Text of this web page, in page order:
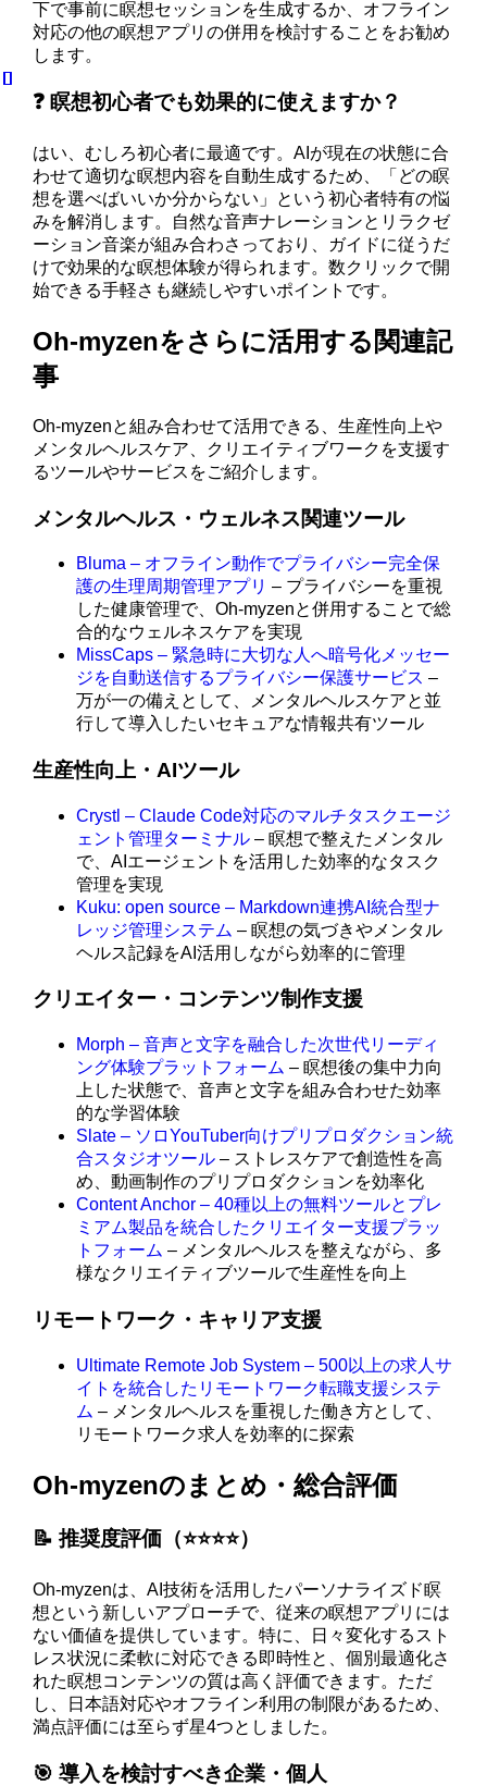
下で事前に瞑想セッションを生成するか、オフライン
対応の他の瞑想アプリの併用を検討することをお勧め
します。
❓ 瞑想初心者でも効果的に使えますか？
はい、むしろ初心者に最適です。AIが現在の状態に合
わせて適切な瞑想内容を自動生成するため、「どの瞑
想を選べばいいか分からない」という初心者特有の悩
みを解消します。自然な音声ナレーションとリラクゼ
ーション音楽が組み合わさっており、ガイドに従うだ
けで効果的な瞑想体験が得られます。数クリックで開
始できる手軽さも継続しやすいポイントです。
Oh-myzenをさらに活用する関連記
事
Oh-myzenと組み合わせて活用できる、生産性向上や
メンタルヘルスケア、クリエイティブワークを支援す
るツールやサービスをご紹介します。
メンタルヘルス・ウェルネス関連ツール
Bluma – オフライン動作でプライバシー完全保
護の生理周期管理アプリ – プライバシーを重視
した健康管理で、Oh-myzenと併用することで総
合的なウェルネスケアを実現
MissCaps – 緊急時に大切な人へ暗号化メッセー
ジを自動送信するプライバシー保護サービス –
万が一の備えとして、メンタルヘルスケアと並
行して導入したいセキュアな情報共有ツール
生産性向上・AIツール
Crystl – Claude Code対応のマルチタスクエージ
ェント管理ターミナル – 瞑想で整えたメンタル
で、AIエージェントを活用した効率的なタスク
管理を実現
Kuku: open source – Markdown連携AI統合型ナ
レッジ管理システム – 瞑想の気づきやメンタル
ヘルス記録をAI活用しながら効率的に管理
クリエイター・コンテンツ制作支援
Morph – 音声と文字を融合した次世代リーディ
ング体験プラットフォーム – 瞑想後の集中力向
上した状態で、音声と文字を組み合わせた効率
的な学習体験
Slate – ソロYouTuber向けプリプロダクション統
合スタジオツール – ストレスケアで創造性を高
め、動画制作のプリプロダクションを効率化
Content Anchor – 40種以上の無料ツールとプレ
ミアム製品を統合したクリエイター支援プラッ
トフォーム – メンタルヘルスを整えながら、多
様なクリエイティブツールで生産性を向上
リモートワーク・キャリア支援
Ultimate Remote Job System – 500以上の求人サ
イトを統合したリモートワーク転職支援システ
ム – メンタルヘルスを重視した働き方として、
リモートワーク求人を効率的に探索
Oh-myzenのまとめ・総合評価
📝 推奨度評価（⭐️⭐️⭐️⭐️）
Oh-myzenは、AI技術を活用したパーソナライズド瞑
想という新しいアプローチで、従来の瞑想アプリには
ない価値を提供しています。特に、日々変化するスト
レス状況に柔軟に対応できる即時性と、個別最適化さ
れた瞑想コンテンツの質は高く評価できます。ただ
し、日本語対応やオフライン利用の制限があるため、
満点評価には至らず星4つとしました。
🎯 導入を検討すべき企業・個人